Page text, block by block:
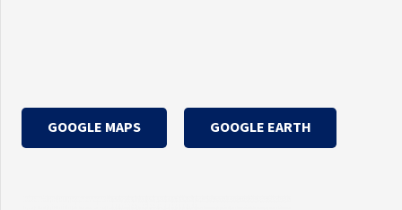
GOOGLE MAPS GOOGLE EARTH